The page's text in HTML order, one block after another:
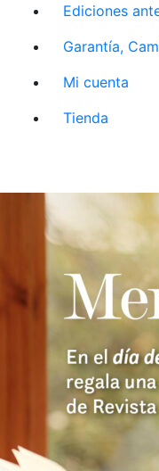
Ediciones
Garantía,
Mi cuenta
Tienda